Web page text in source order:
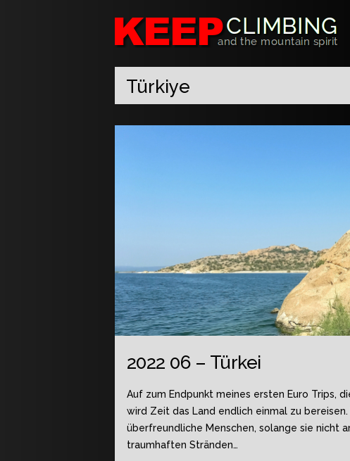
Türkiye
2022 06 – Türkei
Auf zum Endpunkt meines ersten Euro Trips,
wird Zeit das Land endlich einmal zu
überfreundliche Menschen, solange sie nicht
traumhaften Stränden…